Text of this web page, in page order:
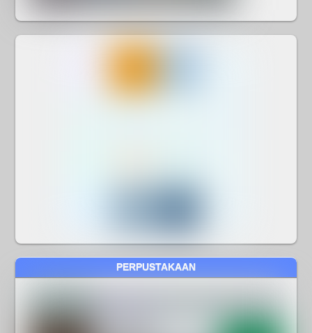
PERPUSTAKAAN